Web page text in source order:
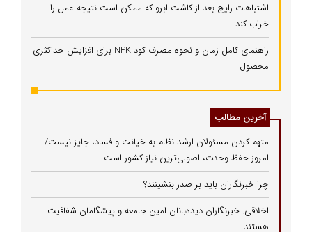
اشتباهات رایج بعد از کاشت ابرو که ممکن است نتیجه عمل را
خراب کند
راهنمای کامل زمان و نحوه مصرف کود NPK برای افزایش حداکثری
محصول
آخرین مطالب
متهم کردن مسئولان ارشد نظام به خیانت و فساد، جایز نیست/
امروز حفظ وحدت، اصولی‌ترین نیاز کشور است
چرا خبرنگاران باید بر صدر بنشینند؟
اخلاقی: خبرنگاران دیده‌بانان امین جامعه و پیشگامان شفافیت
هستند